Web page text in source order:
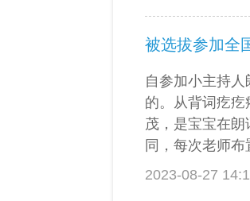
被选拔参加全
自参加小主持
的。从背词疙
茂，是宝宝在
同，每次老师布
2023-08-27